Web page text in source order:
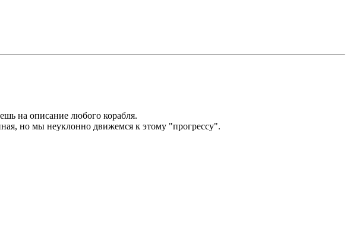
на описание любого корабля.
но мы неуклонно движемся к этому "прогрессу".